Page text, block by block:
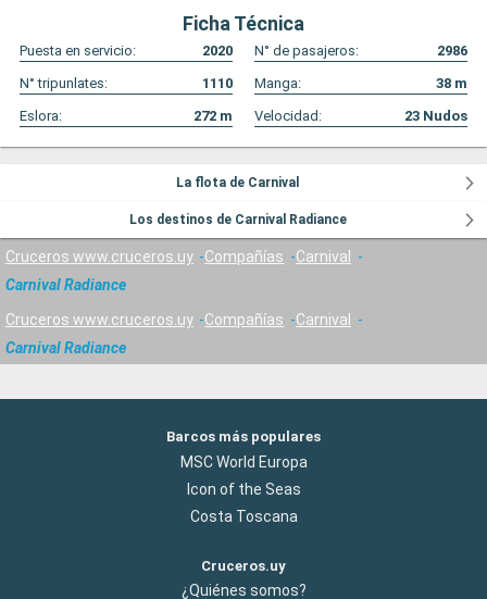
Ficha Técnica
Puesta en servicio: 2020 N° de pasajeros:
2986
N° tripunlates:
1110 Manga: 38 m
Eslora:
272 m Velocidad: 23 Nudos
La flota de Carnival
Los destinos de Carnival Radiance
Cruceros www.cruceros.uy Compañías
Carnival
Carnival Radiance
Cruceros www.cruceros.uy Compañías
Carnival
Carnival Radiance
Barcos más populares
MSC World Europa
Icon of the Seas
Costa Toscana
Cruceros.uy
¿Quiénes somos?